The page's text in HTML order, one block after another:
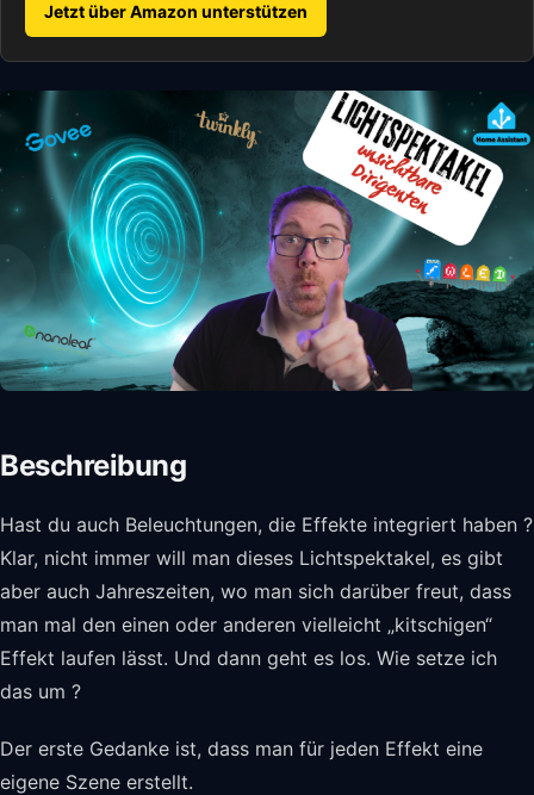
Jetzt über Amazon unterstützen
Beschreibung
Hast du auch Beleuchtungen, die Effekte integriert haben ?
Klar, nicht immer will man dieses Lichtspektakel, es gibt
aber auch Jahreszeiten, wo man sich darüber freut, dass
man mal den einen oder anderen vielleicht „kitschigen“
Effekt laufen lässt. Und dann geht es los. Wie setze ich
das um ?
Der erste Gedanke ist, dass man für jeden Effekt eine
eigene Szene erstellt.